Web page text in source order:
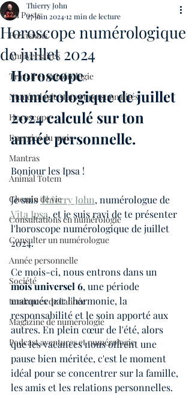
All Posts
Prévisions
Anniversaires
Travail et numérologie
Numérologie stars et personnalités
Horoscope
Energies du mois
Mantras
Animal Totem
Chemin de vie
Consultations en numérologie
Consulter un numérologue
Année personnelle
Société
tendances de l'année
Magazine de numérologie
Podcast aventures et numérologie
Horoscope numérologique
de juillet 2024
Thierry John
27 juin 202412 min de lecture
Horoscope
numérologique de juillet
2024 calculé sur ton
année personnelle.
Bonjour les Ipsa !
Je suis Thierry John, numérologue de
Vita Ipsa, et je suis ravi de te présenter
l'horoscope numérologique de juillet
2024.
Ce mois-ci, nous entrons dans un
mois universel 6, une période
marquée par l'harmonie, la
responsabilité et le soin apporté aux
autres. En plein cœur de l'été, alors
que les vacances nous offrent une
pause bien méritée, c'est le moment
idéal pour se concentrer sur la famille,
les amis et les relations personnelles.